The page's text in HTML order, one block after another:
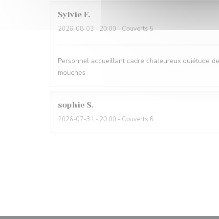
Sylvie F
2026-08-03 - 20:00 - Couverts 5
Personnel accueillant cadre chaleureux quiétude
mouches
sophie S
2026-07-31 - 20:00 - Couverts 6